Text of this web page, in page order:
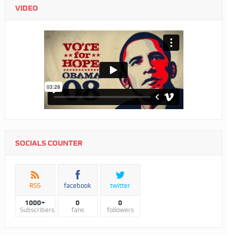
VIDEO
SOCIALS COUNTER
RSS
1000+
Subscribers
facebook
0
fans
twitter
0
followers